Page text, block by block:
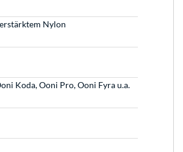
Nylon
Koda, Ooni Pro, Ooni Fyra u.a.